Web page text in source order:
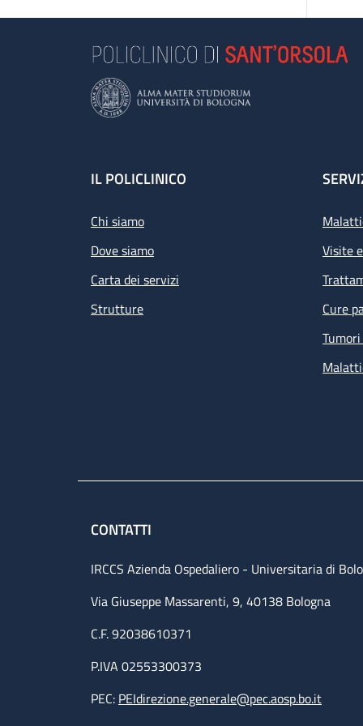
Footer
IL POLICLINICO
Chi siamo
Dove siamo
Carta dei servizi
Strutture
Visite
Cure
CONTATTI
IRCCS Azienda Ospedaliero - Universitaria di
Via Giuseppe Massarenti, 9, 40138 Bologna
C.F. 92038610371
P.IVA 02553300373
PEC: PEIdirezione.generale@pec.aosp.bo.it